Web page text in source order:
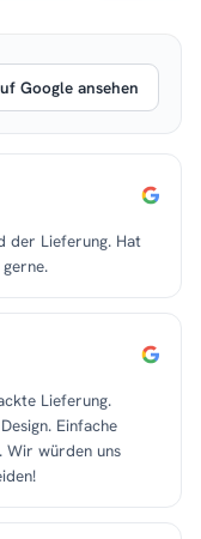
Google ansehen
der Lieferung. Hat
Lieferung.
Einfache
Wir würden uns